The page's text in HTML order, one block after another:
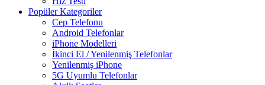
Popüler Kategoriler
Cep Telefonu
Android Telefonlar
iPhone Modelleri
İkinci El / Yenilenmiş Telefonlar
Yenilenmiş iPhone
5G Uyumlu Telefonlar